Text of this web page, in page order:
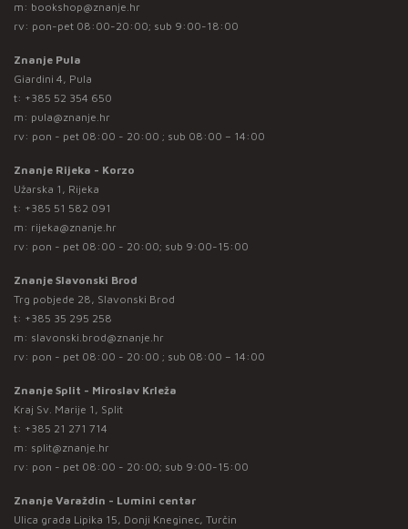
m: bookshop@znanje.hr
rv: pon-pet 08:00-20:00; sub 9:00-18:00
Znanje Pula
Giardini 4, Pula
t: +385 52 354 650
m: pula@znanje.hr
rv: pon - pet 08:00 - 20:00 ; sub 08:00 – 14:00
Znanje Rijeka - Korzo
Užarska 1, Rijeka
t: +385 51 582 091
m: rijeka@znanje.hr
rv: pon - pet 08:00 - 20:00; sub 9:00-15:00
Znanje Slavonski Brod
Trg pobjede 28, Slavonski Brod
t: +385 35 295 258
m: slavonski.brod@znanje.hr
rv: pon - pet 08:00 - 20:00 ; sub 08:00 – 14:00
Znanje Split - Miroslav Krleža
Kraj Sv. Marije 1, Split
t: +385 21 271 714
m: split@znanje.hr
rv: pon - pet 08:00 - 20:00; sub 9:00-15:00
Znanje Varaždin - Lumini centar
Ulica grada Lipika 15, Donji Kneginec, Turčin